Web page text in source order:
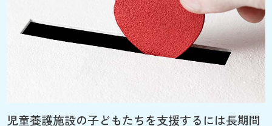
児童養護施設の子どもたちを支援するには長期間